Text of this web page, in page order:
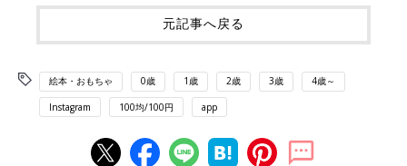
元記事へ戻る
絵本・おもちゃ 0歳 1歳 2歳 3歳 4歳～
Instagram 100均/100円 app